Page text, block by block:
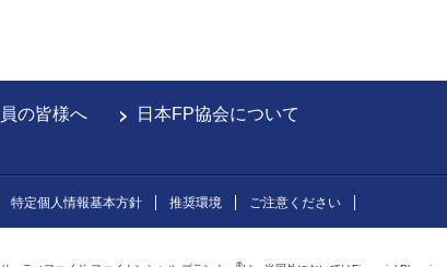
の皆様へ 日本FP協会について
特定個人情報基本方針 推奨環境 ご注意ください
®